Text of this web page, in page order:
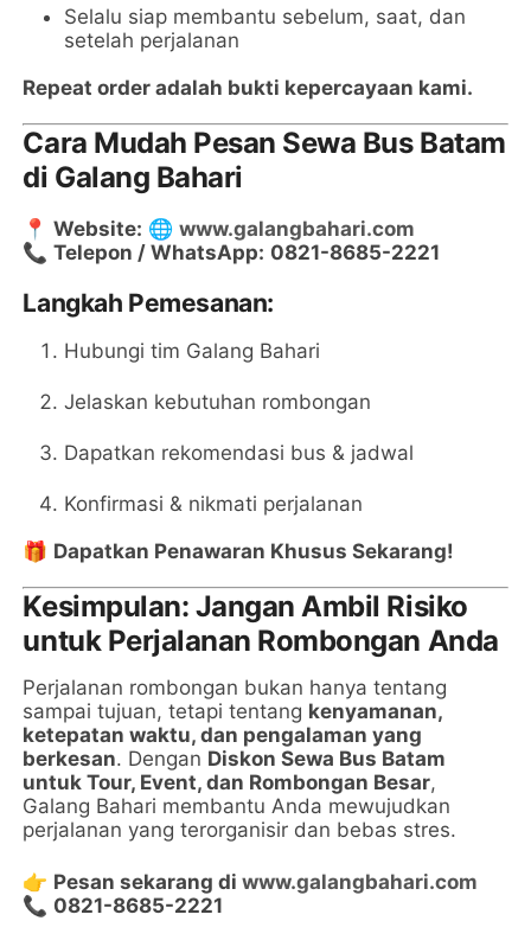
Selalu siap membantu sebelum, saat, dan
setelah perjalanan
Repeat order adalah bukti kepercayaan kami.
Cara Mudah Pesan Sewa Bus Batam
di Galang Bahari
📍Website: 🌐www.galangbahari.com
📞Telepon / WhatsApp: 0821-8685-2221
Langkah Pemesanan:
Hubungi tim Galang Bahari
Jelaskan kebutuhan rombongan
Dapatkan rekomendasi bus & jadwal
Konfirmasi & nikmati perjalanan
🎁 Dapatkan Penawaran Khusus Sekarang!
Kesimpulan: Jangan Ambil Risiko
untuk Perjalanan Rombongan Anda
Perjalanan rombongan bukan hanya tentang
sampai tujuan, tetapi tentang kenyamanan,
ketepatan waktu, dan pengalaman yang
berkesan. Dengan Diskon Sewa Bus Batam
untuk Tour, Event, dan Rombongan Besar,
Galang Bahari membantu Anda mewujudkan
perjalanan yang terorganisir dan bebas stres.
👉 Pesan sekarang diwww.galangbahari.com
📞 0821-8685-2221